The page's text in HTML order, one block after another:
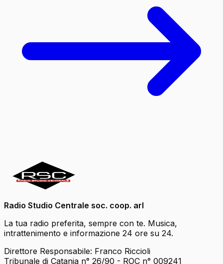
Radio Studio Centrale soc. coop. arl
La tua radio preferita, sempre con te. Musica,
intrattenimento e informazione 24 ore su 24.
Direttore Responsabile: Franco Riccioli
Tribunale di Catania n° 26/90 - ROC n° 009241